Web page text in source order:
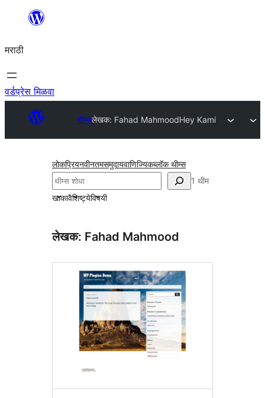
सामुग्रीवर
मराठी
वर्डप्रेस मिळवा
थीम्सलेखक: Fahad MahmoodHey Kami
लोकप्रियनवीनतमसमुदायवाणिज्यिकब्लॉक थीम्स
शोधा
1 थीम
खाकावैशिष्ट्येविषयी
लेखक: Fahad Mahmood